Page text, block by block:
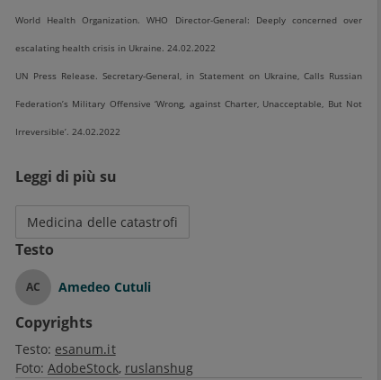
World Health Organization. WHO Director-General: Deeply concerned over
escalating health crisis in Ukraine. 24.02.2022
UN Press Release. Secretary-General, in Statement on Ukraine, Calls Russian
Federation’s Military Offensive ‘Wrong, against Charter, Unacceptable, But Not
Irreversible’. 24.02.2022
Leggi di più su
Medicina delle catastrofi
Testo
AC Amedeo Cutuli
Copyrights
Testo: esanum.it
Foto: AdobeStock ruslanshug